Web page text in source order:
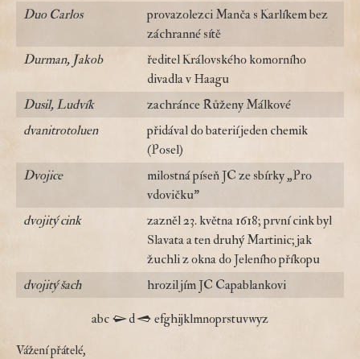
Duo Carlos
provazolezci Manča s Karlíkem bez
záchranné sítě
Durman, Jakob
ředitel Královského komorního
divadla v Haagu
Dusil, Ludvík
zachránce Růženy Málkové
dvanitrotoluen
přidával do baterií jeden chemik
(Posel)
Dvojice
milostná píseň JC ze sbírky „Pro
vdovičku"
dvojitý cink
zazněl 23. května 1618; první cink byl
Slavata a ten druhý Martinic; jak
žuchli z okna do Jeleního příkopu
dvojitý šach
hrozil jím JC Capablankovi
abc d efghijklmnoprstuvwyz
Vážení přátelé,